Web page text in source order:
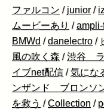
ファルコン / junior /
ムービーあり /
BMWd /danelectro /
風の吹く森 /渋谷
イブnet配信 /気に
ンザンド ブロンソ
を救う /Collection /